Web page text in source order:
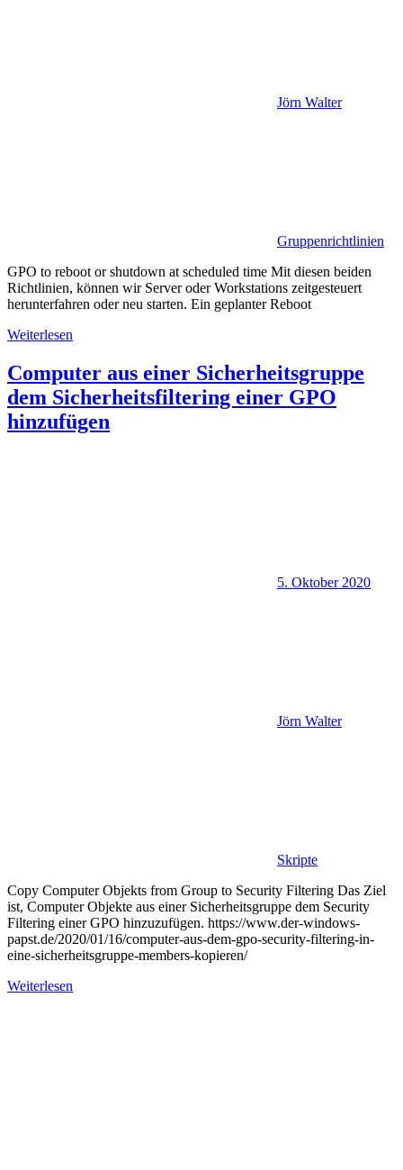
Jörn Walter
Gruppenrichtlinien
GPO to reboot or shutdown at scheduled time Mit diesen beiden
Richtlinien, können wir Server oder Workstations zeitgesteuert
herunterfahren oder neu starten. Ein geplanter Reboot
Weiterlesen
Computer aus einer Sicherheitsgruppe
dem Sicherheitsfiltering einer GPO
hinzufügen
5. Oktober 2020
Jörn Walter
Skripte
Copy Computer Objekts from Group to Security Filtering Das Ziel
ist, Computer Objekte aus einer Sicherheitsgruppe dem Security
Filtering einer GPO hinzuzufügen. https://www.der-windows-
papst.de/2020/01/16/computer-aus-dem-gpo-security-filtering-in-
eine-sicherheitsgruppe-members-kopieren/
Weiterlesen